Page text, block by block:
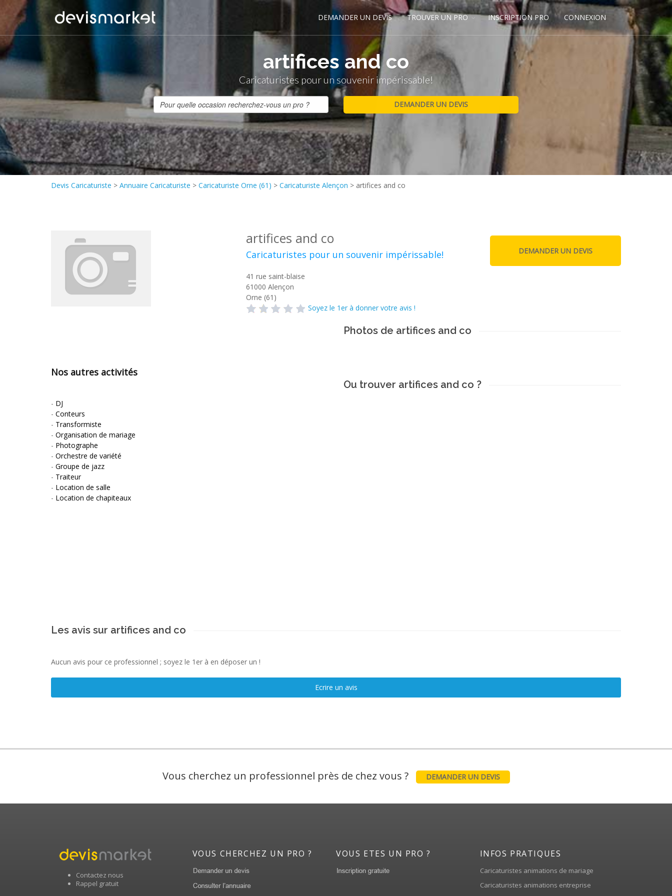
DEMANDER UN DEVIS TROUVER UN PRO INSCRIPTION PRO CONNEXION
artifices and co
Caricaturistes pour un souvenir impérissable!
Devis Caricaturiste > Annuaire Caricaturiste > Caricaturiste Orne (61) > Caricaturiste Alençon > artifices and co
artifices and co
Caricaturistes pour un souvenir impérissable!
41 rue saint-blaise
61000 Alençon
Orne (61)
Soyez le 1er à donner votre avis !
Nos autres activités
- DJ
- Conteurs
- Transformiste
- Organisation de mariage
- Photographe
- Orchestre de variété
- Groupe de jazz
- Traiteur
- Location de salle
- Location de chapiteaux
Photos de artifices and co
Ou trouver artifices and co ?
Les avis sur artifices and co
Aucun avis pour ce professionnel ; soyez le 1er à en déposer un !
Ecrire un avis
Vous cherchez un professionnel près de chez vous ? DEMANDER UN DEVIS
Contactez nous
Rappel gratuit
VOUS CHERCHEZ UN PRO ? VOUS ETES UN PRO ? INFOS PRATIQUES
Caricaturistes animations de mariage
Caricaturistes animations entreprise